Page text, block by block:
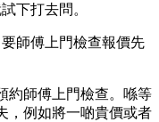
下打去問。
師傅上門檢查報價先
約師傅上門檢查。喺等
，例如將一啲貴價或者